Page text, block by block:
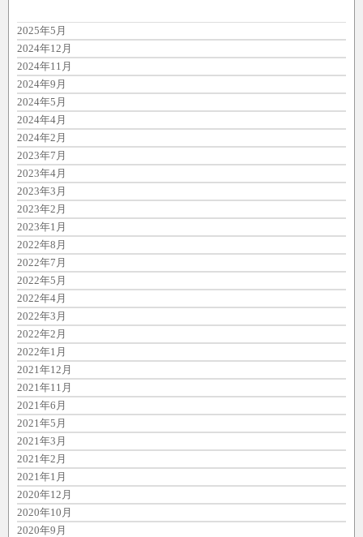
2025年5月
2024年12月
2024年11月
2024年9月
2024年5月
2024年4月
2024年2月
2023年7月
2023年4月
2023年3月
2023年2月
2023年1月
2022年8月
2022年7月
2022年5月
2022年4月
2022年3月
2022年2月
2022年1月
2021年12月
2021年11月
2021年6月
2021年5月
2021年3月
2021年2月
2021年1月
2020年12月
2020年10月
2020年9月